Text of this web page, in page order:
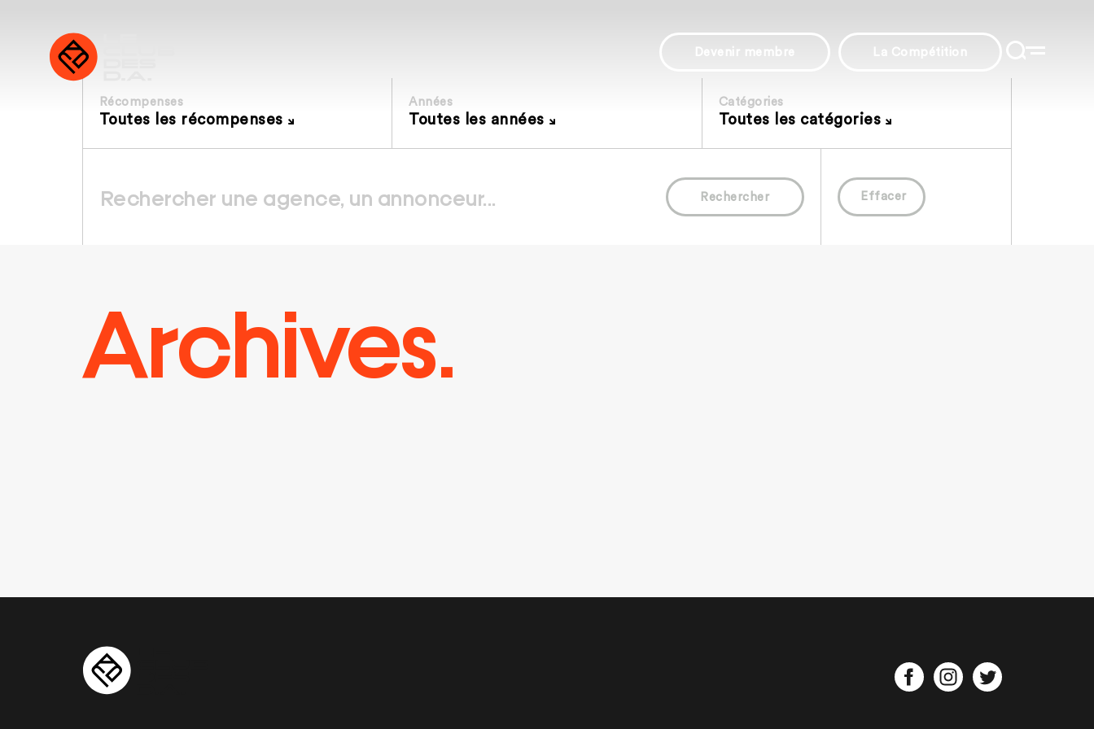
Devenir membre La Compétition
Récompenses
Toutes les récompenses
Années
Toutes les années
Catégories
Toutes les catégories
Rechercher Effacer
Archives.